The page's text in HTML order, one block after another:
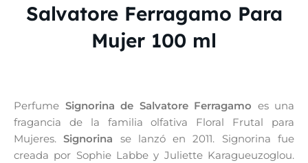
Salvatore Ferragamo Para
Mujer 100 ml
Perfume Signorina de Salvatore Ferragamo es una
fragancia de la familia olfativa Floral Frutal para
Mujeres.Signorina se lanzó en 2011. Signorina fue
creada por Sophie Labbe y Juliette Karagueuzoglou.